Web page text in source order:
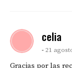
celia
21
Gracias por las